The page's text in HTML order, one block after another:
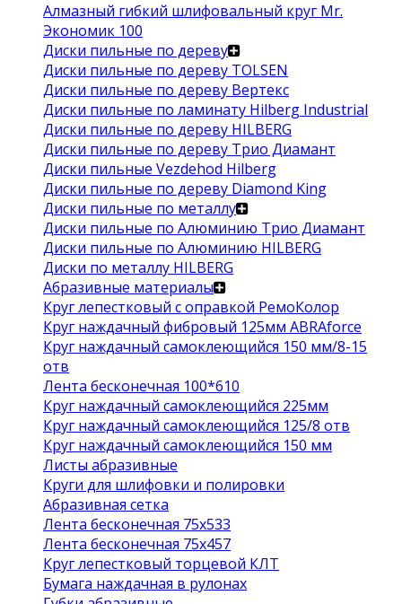
Алмазный гибкий шлифовальный круг Mr.
Экономик 100
Диски пильные по дереву
Диски пильные по дереву TOLSEN
Диски пильные по дереву Вертекс
Диски пильные по ламинату Hilberg Industrial
Диски пильные по дереву HILBERG
Диски пильные по дереву Трио Диамант
Диски пильные Vezdehod Hilberg
Диски пильные по дереву Diamond King
Диски пильные по металлу
Диски пильные по Алюминию Трио Диамант
Диски пильные по Алюминию HILBERG
Диски по металлу HILBERG
Абразивные материалы
Круг лепестковый с оправкой РемоКолор
Круг наждачный фибровый 125мм ABRAforce
Круг наждачный самоклеющийся 150 мм/8-15
отв
Лента бесконечная 100*610
Круг наждачный самоклеющийся 225мм
Круг наждачный самоклеющийся 125/8 отв
Круг наждачный самоклеющийся 150 мм
Листы абразивные
Круги для шлифовки и полировки
Абразивная сетка
Лента бесконечная 75х533
Лента бесконечная 75х457
Круг лепестковый торцевой КЛТ
Бумага наждачная в рулонах